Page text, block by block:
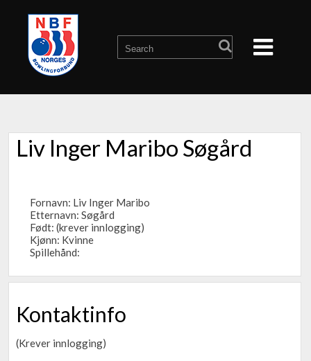
Liv Inger Maribo Søgård
Fornavn: Liv Inger Maribo
Etternavn: Søgård
Født: (krever innlogging)
Kjønn: Kvinne
Spillehånd:
Kontaktinfo
(Krever innlogging)